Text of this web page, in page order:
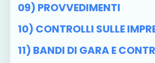
09) PROVVEDIMENTI
10) CONTROLLI SULLE
11) BANDI DI GARA E